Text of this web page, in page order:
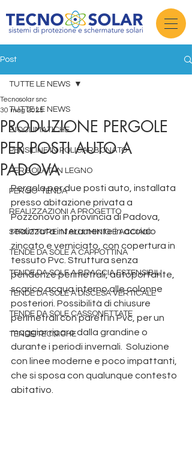
Post
TUTTE LE NEWS
BIOCLIMATICHE
PENSILINE IN POLICARBONATO
PERGOLATI IN LEGNO
PERGO-TENDA
REALIZZAZIONI A PROGETTO
STRUTTURE IN ALLUMINIO E ACCIAIO
TENDE DA SOLE A CAPPOTTINA
TENDE DA SOLE A BRACCIA ESTENSIBILI
TENDE DA SOLE A DISCESA VERTICALE
TENDE DA SOLE CASSONETTATE
TENDE TECNICHE
TUTTE LE NEWS
PRODUZIONE PERGOLE
PER POSTI AUTO A
PADOVA
Tecnosolar snc
30 mag 2025
Pergola per due posti auto, installata
presso abitazione privata a
Pozzonovo in provincia di Padova,
realizzata interamente in acciaio
zincato e verniciato, con copertura in
tessuto Pvc. Struttura senza
pendenze perimetrali, autoportante,
scarico acqua interno alle colonne
posteriori. Possibilità di chiusure
perimetrali con pareti in Pvc, per un
maggior riparo dalla grandine o
durante i periodi invernali.  Soluzione
con linee moderne e poco impattanti,
che si sposa con qualunque contesto
abitativo.